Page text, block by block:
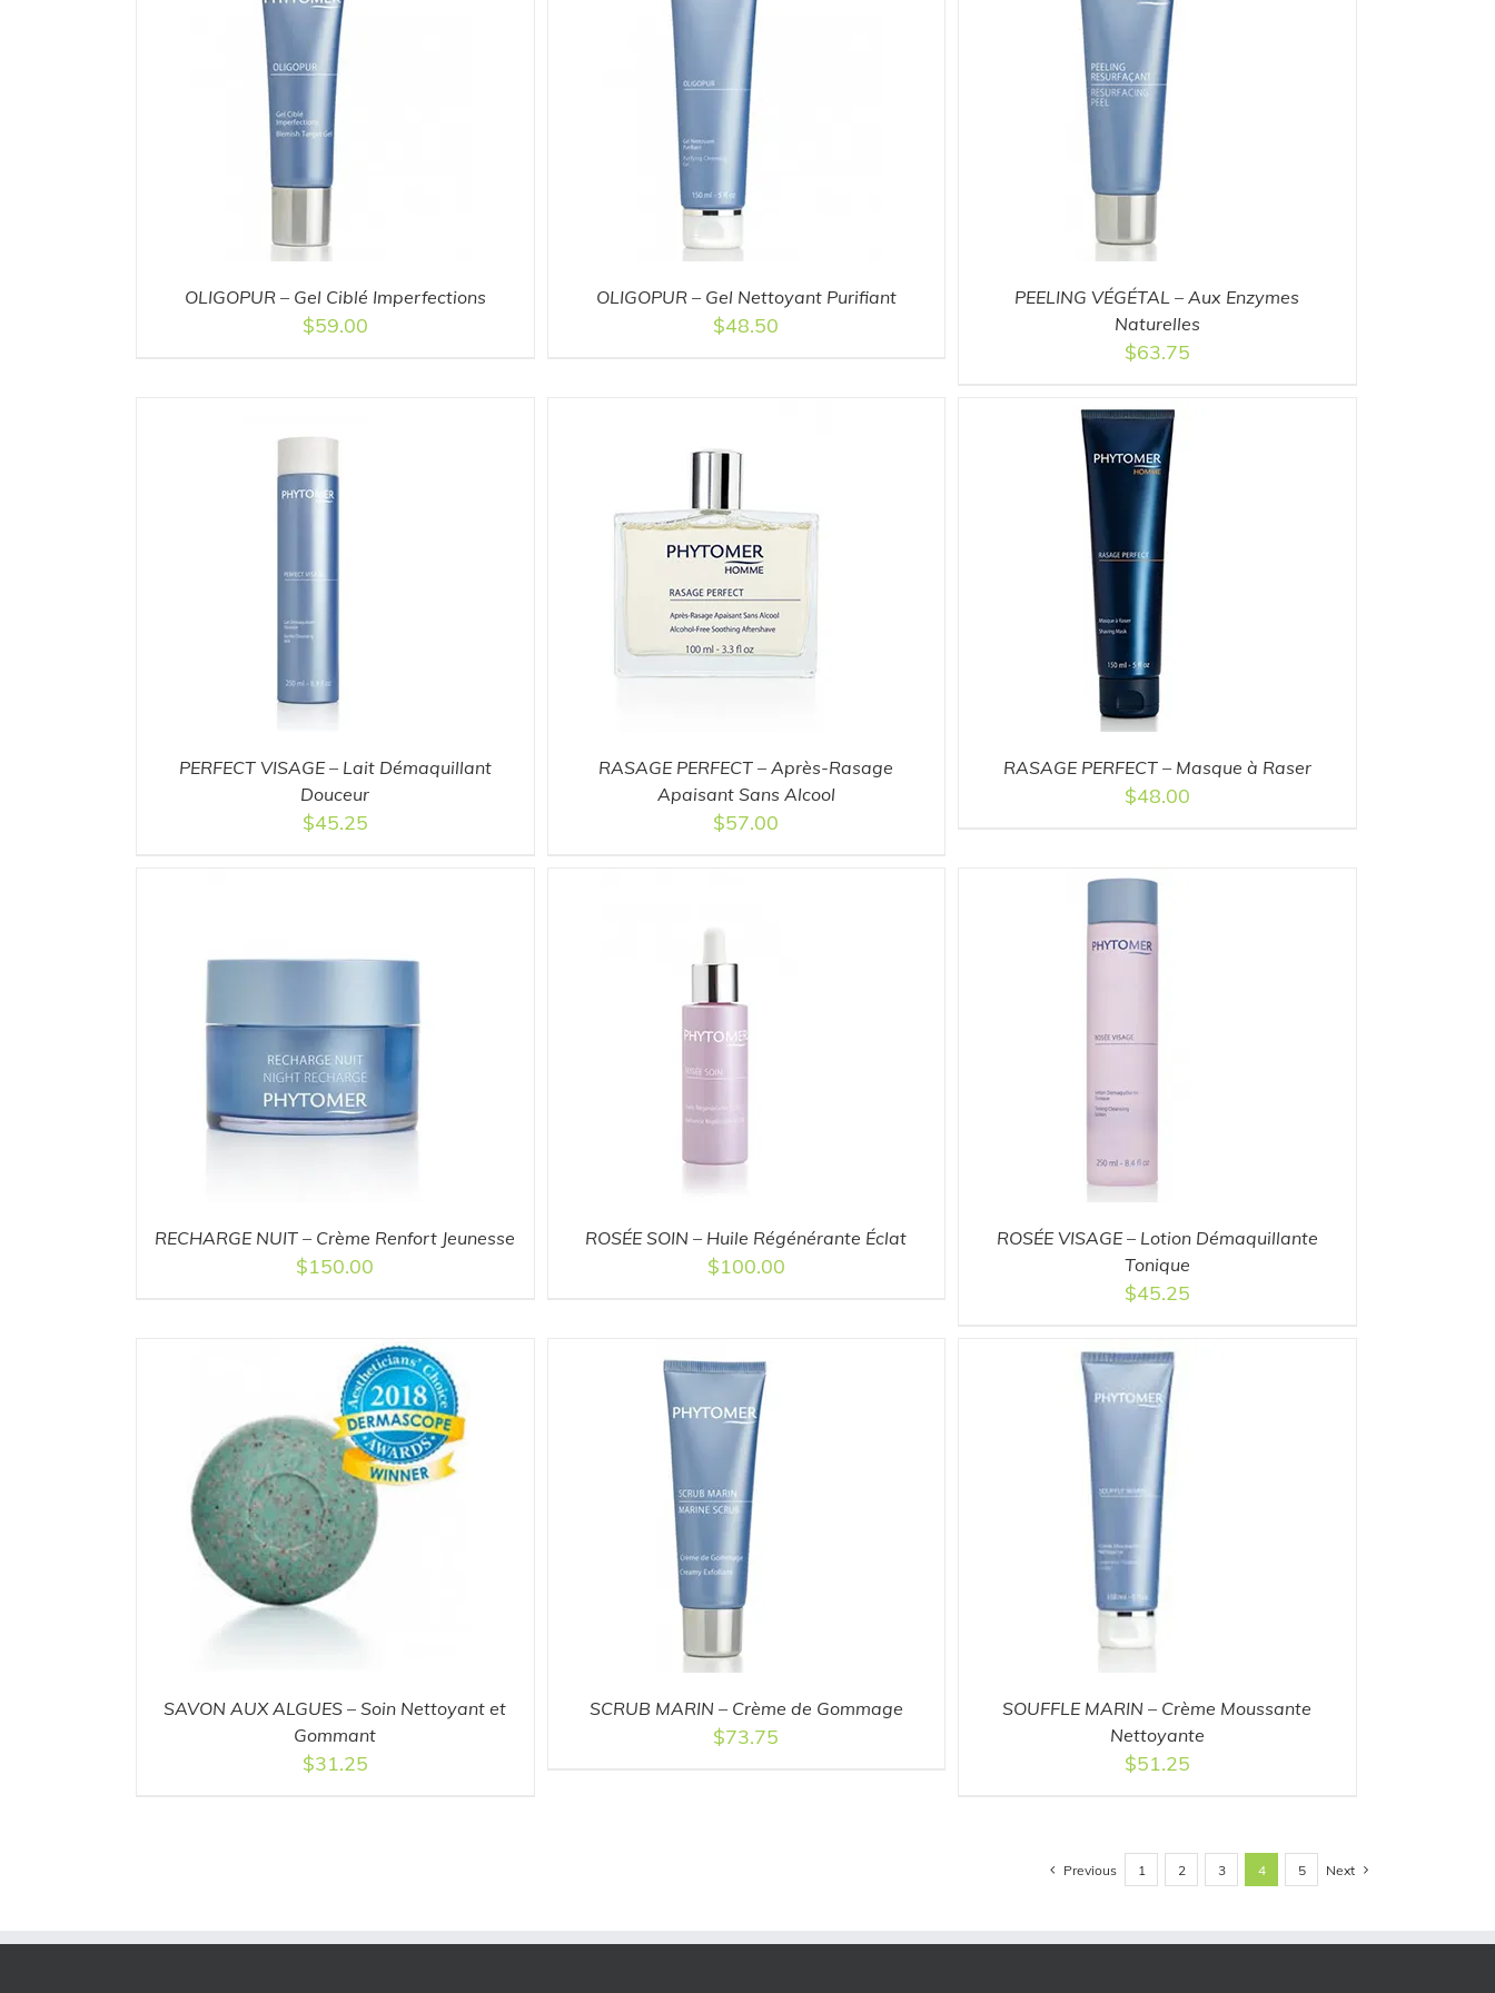
OLIGOPUR – Gel Ciblé Imperfections
$59.00
ADD TO CART
OLIGOPUR – Gel Nettoyant Purifiant
$48.50
ADD TO CART
PEELING VÉGÉTAL – Aux Enzymes
Naturelles
$63.75
PERFECT VISAGE – Lait Démaquillant
Douceur
$45.25
ADD TO CART
RASAGE PERFECT – Après-Rasage
Apaisant Sans Alcool
$57.00
ADD TO CART
RASAGE PERFECT – Masque à Raser
$48.00
RECHARGE NUIT – Crème Renfort Jeunesse
$150.00
ADD TO CART
ROSÉE SOIN – Huile Régénérante Éclat
$100.00
ADD TO CART
ROSÉE VISAGE – Lotion Démaquillante
Tonique
$45.25
SAVON AUX ALGUES – Soin Nettoyant et
Gommant
$31.25
ADD TO CART
SCRUB MARIN – Crème de Gommage
$73.75
ADD TO CART
SOUFFLE MARIN – Crème Moussante
Nettoyante
$51.25
Previous 1 2 3 4 5 Next